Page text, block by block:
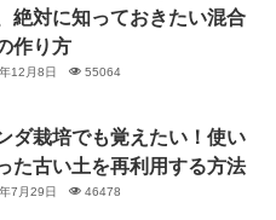
絶対に知っておきたい混合
作り方
12月8日 55064
ダ栽培でも覚えたい！使い
た古い土を再利用する方法
7月29日 46478